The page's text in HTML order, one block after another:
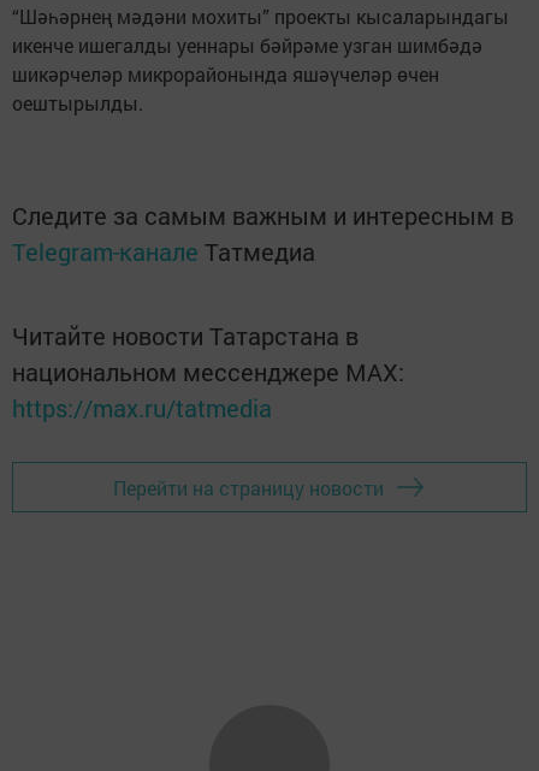
“Шәһәрнең мәдәни мохиты” проекты кысаларындагы
икенче ишегалды уеннары бәйрәме узган шимбәдә
шикәрчеләр микрорайонында яшәүчеләр өчен
оештырылды.
Следите за самым важным и интересным в
Telegram-канале Татмедиа
Читайте новости Татарстана в
национальном мессенджере MАХ:
https://max.ru/tatmedia
Перейти на страницу новости